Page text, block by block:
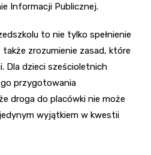
Informacji Publicznej.
to nie tylko spełnienie
zrozumienie zasad, które
Dla dzieci sześcioletnich
przygotowania
droga do placówki nie może
wyjątkiem w kwestii